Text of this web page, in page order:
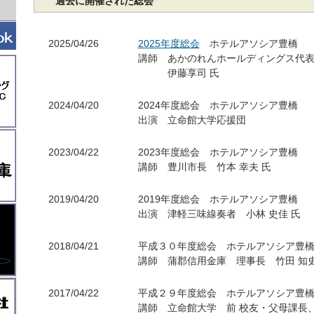
2025/04/26 2025年度総会ホテルアソシア豊橋
講師 あかのれんホールディングス代
伊藤享司 氏
2024/04/20
2024年度総会 ホテルアソシア豊橋
出演 立命館大学応援団
2023/04/22
2023年度総会 ホテルアソシア豊橋
講師 豊川市長 竹本 幸夫 氏
2019/04/20
2019年度総会 ホテルアソシア豊橋
出演 津軽三味線奏者 小林 史佳 氏
2018/04/21
平成３０年度総会 ホテルアソシア豊橋
講師 蒲郡信用金庫 理事長 竹田 知
2017/04/22
平成２９年度総会 ホテルアソシア豊橋
講師 立命館大学 前 校友・父母課長、